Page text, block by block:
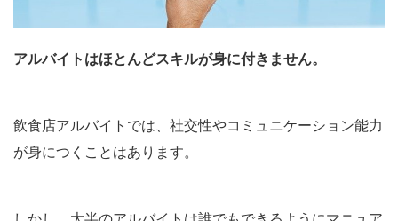
アルバイトはほとんどスキルが身に付きません。
飲食店アルバイトでは、社交性やコミュニケーション能力
が身につくことはあります。